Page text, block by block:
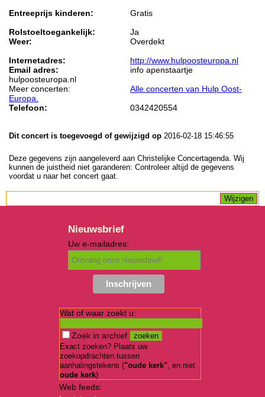
Entreeprijs kinderen:
Gratis
Rolstoeltoegankelijk:
Ja
Weer:
Overdekt
Internetadres:
http://www.hulpoosteuropa.nl
Email adres:
info apenstaartje
hulpoosteuropa.nl
Meer concerten:
Alle concerten van Hulp Oost-
Europa.
Telefoon:
0342420554
Dit concert is toegevoegd of gewijzigd op 2016-02-18 15:46:55
Deze gegevens zijn aangeleverd aan Christelijke Concertagenda. Wij
kunnen de juistheid niet garanderen: Controleer altijd de gegevens
voordat u naar het concert gaat.
Nieuwsbrief
Uw e-mailadres:
Wat of waar zoekt u:
Zoek in archief
Exact zoeken? Plaats uw
zoekopdrachten tussen
aanhalingstekens ("oude kerk", en niet
oude kerk)
Web feeds: